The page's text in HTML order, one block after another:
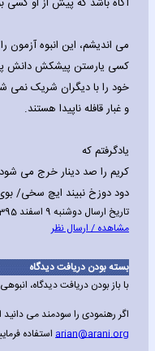
می اندیشم، این انبوه آزمون
کسی یارستن پیشکش دانش
خود را با دیگران شریک نمی
و غبار قافله ناپیدا هستند.
یادگرفتم که
کریم را صد دینار خرج می
دود دوزخ نبیند ایچ سخی/
تاریخ ارسال دوشنبه 9 اسفند 1395 - 05:43 ق.ظ | مدیریت نظرات کاربران (0) |
مشاهده / ارسال نظر
بسته بودن دریافت دیدگاه
با باز بودن دریافت دیدگاه،
اگر رهنمودی را سودمند می دانید
arian@arani.org استفاده